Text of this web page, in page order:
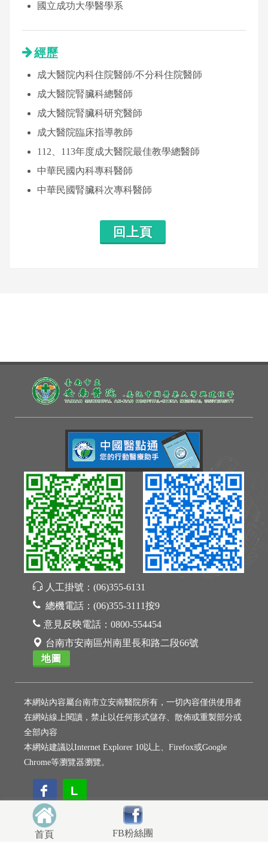
國立成功大學醫學系
經歷
成大醫院內科住院醫師/不分科住院醫師
成大醫院腎臟科總醫師
成大醫院腎臟科研究醫師
成大醫院臨床指導教師
112、113年度成大醫院最佳教學總醫師
中華民國內科專科醫師
中華民國腎臟科次專科醫師
回上頁
首頁 FB粉絲團
人工掛號： (06)355-6131
總機電話： (06)355-3111按9
意見反映電話： 0800-554454
台南市安南區州南里長和路二段66號
地圖
本網站內容屬台南市立安南醫院所有，一切內容僅供使用者
在網站線上閱讀，禁止以任何形式儲存、散佈或重製部分或
全部內容
本網站建議以Internet Explorer 10以上、Firefox或Google
Chrome等瀏覽器瀏覽。
L